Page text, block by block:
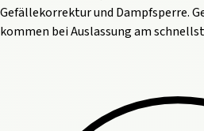
Gefällekorrektur und Dampfsperre.
kommen bei Auslassung am